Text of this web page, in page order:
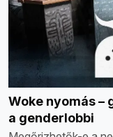
Woke nyomás
a genderlobbi